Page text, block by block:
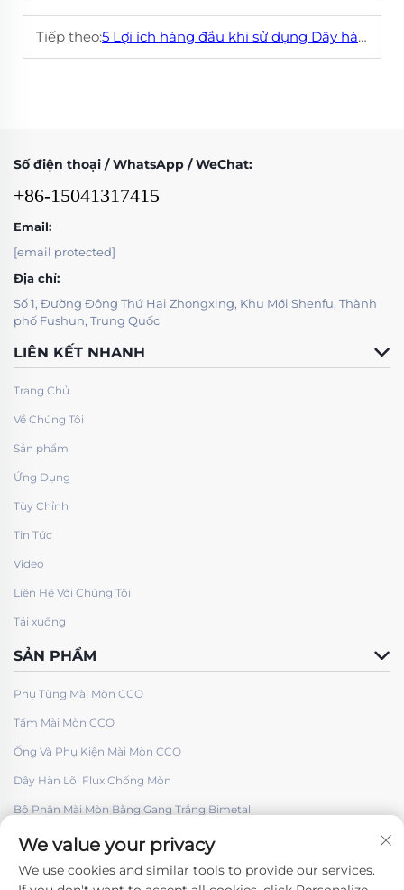
Tiếp theo:5 Lợi ích hàng đầu khi sử dụng Dây hàn phủ cứng để bảo vệ chống mài mòn
Số điện thoại / WhatsApp / WeChat:
+86-15041317415
Email:
[email protected]
Địa chỉ:
Số 1, Đường Đông Thứ Hai Zhongxing, Khu Mới Shenfu, Thành
phố Fushun, Trung Quốc
LIÊN KẾT NHANH
Trang Chủ
Về Chúng Tôi
Sản phẩm
Ứng Dụng
Tùy Chỉnh
Tin Tức
Video
Liên Hệ Với Chúng Tôi
Tải xuống
SẢN PHẨM
Phụ Tùng Mài Mòn CCO
Tấm Mài Mòn CCO
Ống Và Phụ Kiện Mài Mòn CCO
Dây Hàn Lõi Flux Chống Mòn
Bộ Phận Mài Mòn Bằng Gang Trắng Bimetal
We value your privacy
We use cookies and similar tools to provide our services.